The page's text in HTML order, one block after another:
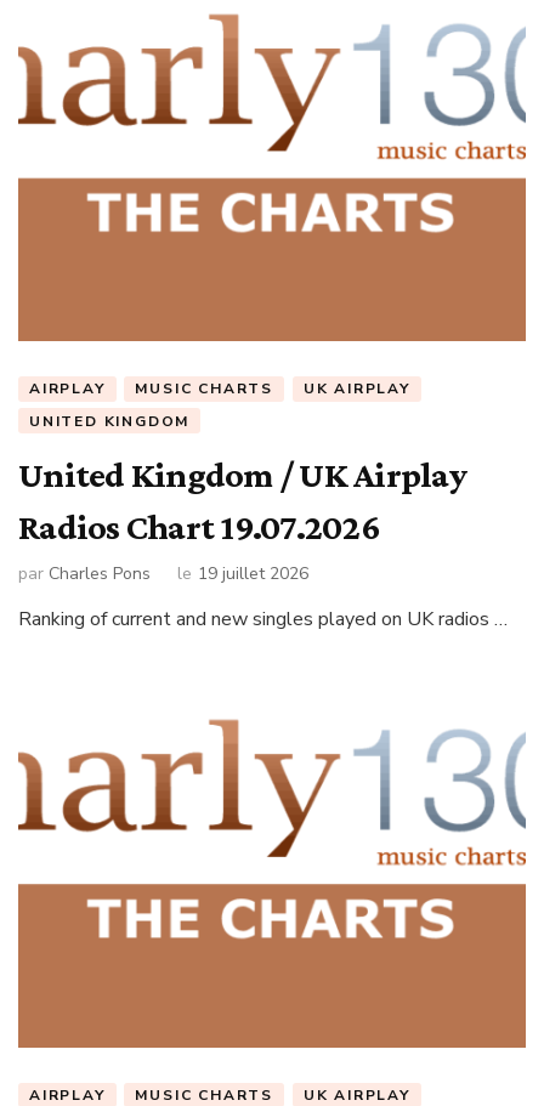
AIRPLAY MUSIC CHARTS
UK AIRPLAY
UNITED KINGDOM
United Kingdom / UK Airplay
Radios Chart 19.07.2026
par Charles Pons le 19 juillet 2026
Ranking of current and new singles played on UK radios …
AIRPLAY MUSIC CHARTS
UK AIRPLAY